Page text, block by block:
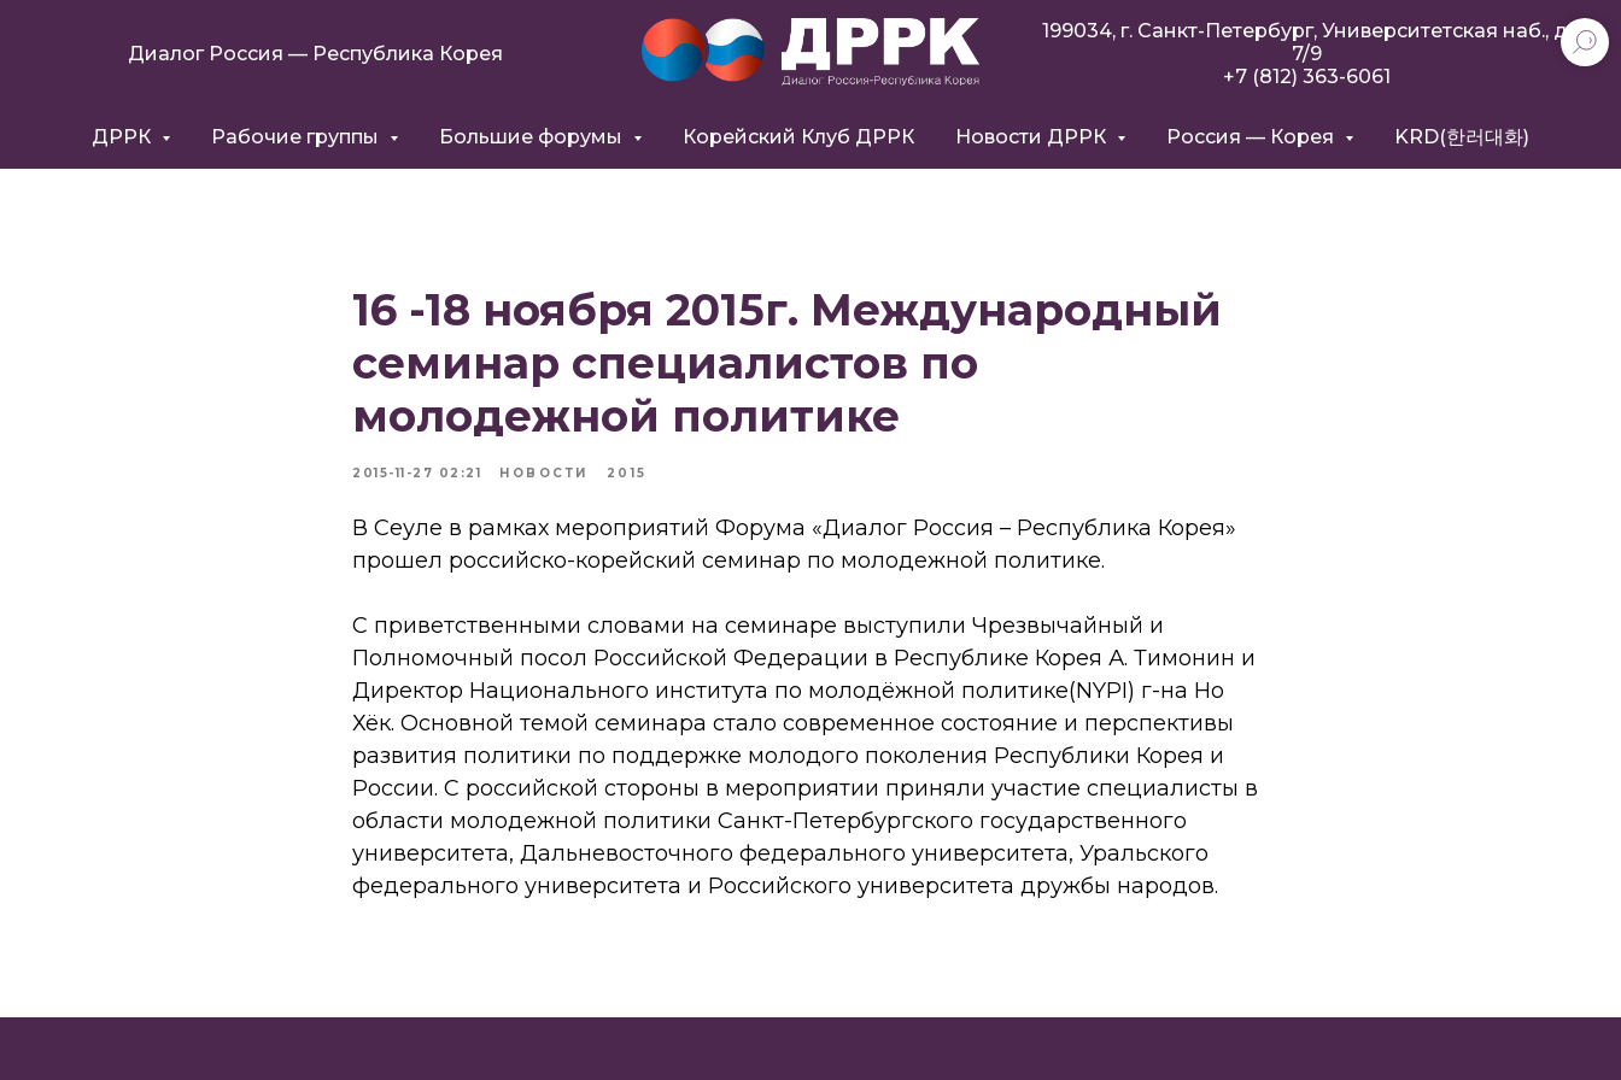
Диалог Россия — Республика Корея
199034, г. Санкт-Петербург, Университетская наб., д.
7/9
+7 (812) 363-6061
ДРРК Рабочие группы Большие форумы Корейский Клуб ДРРК Новости ДРРК Россия — Корея KRD(한러대화)
16 -18 ноября 2015г. Международный
семинар специалистов по
молодежной политике
2015-11-27 02:21 НОВОСТИ 2015
В Сеуле в рамках мероприятий Форума «Диалог Россия – Республика Корея»
прошел российско-корейский семинар по молодежной политике.
С приветственными словами на семинаре выступили Чрезвычайный и
Полномочный посол Российской Федерации в Республике Корея А. Тимонин и
Директор Национального института по молодёжной политике(NYPI) г-на Но
Хёк. Основной темой семинара стало современное состояние и перспективы
развития политики по поддержке молодого поколения Республики Корея и
России. С российской стороны в мероприятии приняли участие специалисты в
области молодежной политики Санкт-Петербургского государственного
университета, Дальневосточного федерального университета, Уральского
федерального университета и Российского университета дружбы народов.